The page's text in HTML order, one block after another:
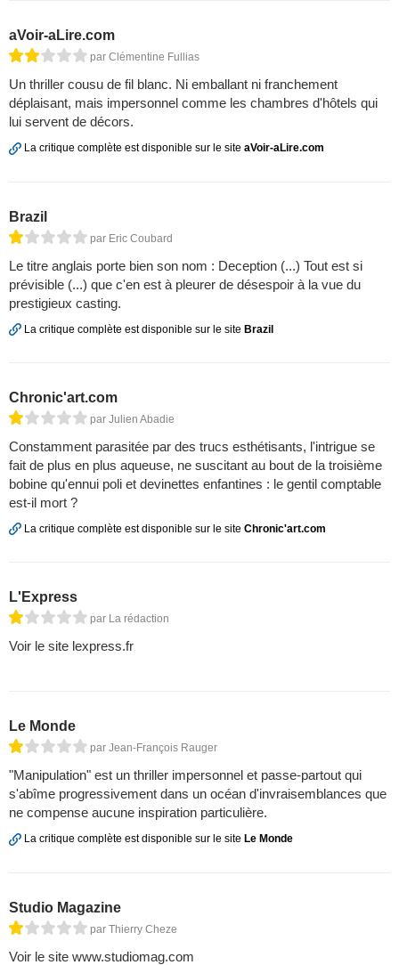
aVoir-aLire.com
par Clémentine Fullias
Un thriller cousu de fil blanc. Ni emballant ni franchement
déplaisant, mais impersonnel comme les chambres d'hôtels qui
lui servent de décors.
La critique complète est disponible sur le site aVoir-aLire.com
Brazil
par Eric Coubard
Le titre anglais porte bien son nom : Deception (...) Tout est si
prévisible (...) que c'en est à pleurer de désespoir à la vue du
prestigieux casting.
La critique complète est disponible sur le site Brazil
Chronic'art.com
par Julien Abadie
Constamment parasitée par des trucs esthétisants, l'intrigue se
fait de plus en plus aqueuse, ne suscitant au bout de la troisième
bobine qu'ennui poli et devinettes enfantines : le gentil comptable
est-il mort ?
La critique complète est disponible sur le site Chronic'art.com
L'Express
par La rédaction
Voir le site lexpress.fr
Le Monde
par Jean-François Rauger
"Manipulation" est un thriller impersonnel et passe-partout qui
s'abîme progressivement dans un océan d'invraisemblances que
ne compense aucune inspiration particulière.
La critique complète est disponible sur le site Le Monde
Studio Magazine
par Thierry Cheze
Voir le site www.studiomag.com